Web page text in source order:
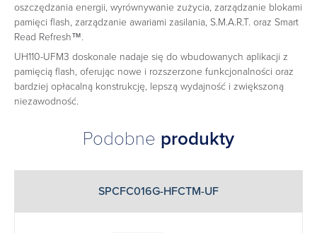
oszczędzania energii, wyrównywanie zużycia, zarządzanie blokami
pamięci flash, zarządzanie awariami zasilania, S.M.A.R.T. oraz Smart
Read Refresh™.
UH110-UFM3 doskonale nadaje się do wbudowanych aplikacji z
pamięcią flash, oferując nowe i rozszerzone funkcjonalności oraz
bardziej opłacalną konstrukcję, lepszą wydajność i zwiększoną
niezawodność.
Podobne produkty
SPCFC016G-HFCTM-UF